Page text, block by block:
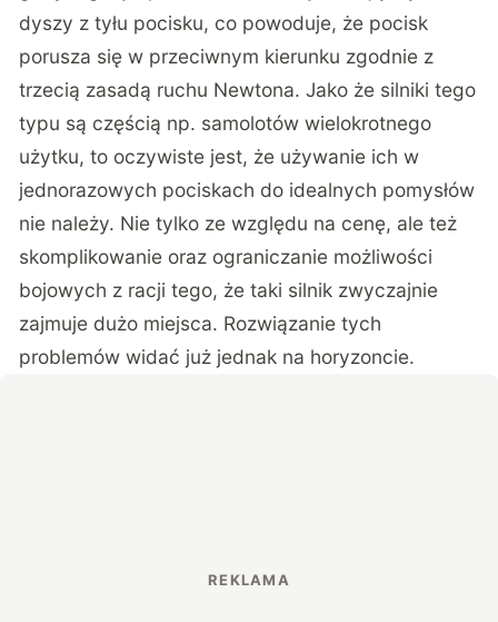
dyszy z tyłu pocisku, co powoduje, że pocisk
porusza się w przeciwnym kierunku zgodnie z
trzecią zasadą ruchu Newtona. Jako że silniki tego
typu są częścią np. samolotów wielokrotnego
użytku, to oczywiste jest, że używanie ich w
jednorazowych pociskach do idealnych pomysłów
nie należy. Nie tylko ze względu na cenę, ale też
skomplikowanie oraz ograniczanie możliwości
bojowych z racji tego, że taki silnik zwyczajnie
zajmuje dużo miejsca. Rozwiązanie tych
problemów widać już jednak na horyzoncie.